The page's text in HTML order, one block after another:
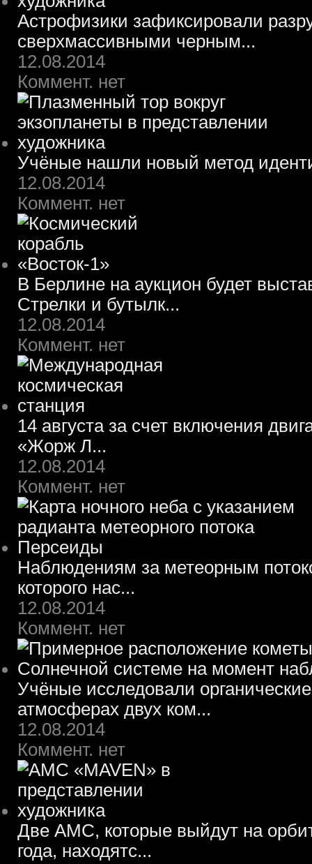
Астрофизики зафиксировали
сверхмассивными черным...
12.08.2014
Коммент. нет
Учёные нашли новый метод
12.08.2014
Коммент. нет
В Берлине на аукцион будет
Стрелки и бутылк...
12.08.2014
Коммент. нет
14 августа за счет включения
«Жорж Л...
12.08.2014
Коммент. нет
Наблюдениям за метеорным
которого нас...
12.08.2014
Коммент. нет
Учёные исследовали
атмосферах двух ком...
12.08.2014
Коммент. нет
Две АМС, которые выйдут на
года, находятс...